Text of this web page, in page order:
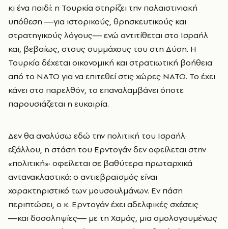
κι ένα παιδί: η Τουρκία στηρίζει την παλαιστινιακή
υπόθεση ―για ιστορικούς, θρησκευτικούς και
στρατηγικούς λόγους― ενώ αντιτίθεται στο Ισραήλ
και, βεβαίως, στους συμμάχους του στη Δύση. Η
Τουρκία δέχεται οικονομική και στρατιωτική βοήθεια
από το ΝΑΤΟ για να επιτεθεί στις χώρες ΝΑΤΟ. Το έχει
κάνει στο παρελθόν, το επαναλαμβάνει όποτε
παρουσιάζεται η ευκαιρία.
Δεν θα αναλύσω εδώ την πολιτική του Ισραήλ·
εξάλλου, η στάση του Ερντογάν δεν οφείλεται στην
«πολιτική»· οφείλεται σε βαθύτερα πρωταρχικά
αντανακλαστικά: ο αντιεβραϊσμός είναι
χαρακτηριστικό των μουσουλμάνων. Εν πάση
περιπτώσει, ο κ. Ερντογάν έχει αδελφικές σχέσεις
―και δοσοληψίες― με τη Χαμάς, μια ομολογουμένως